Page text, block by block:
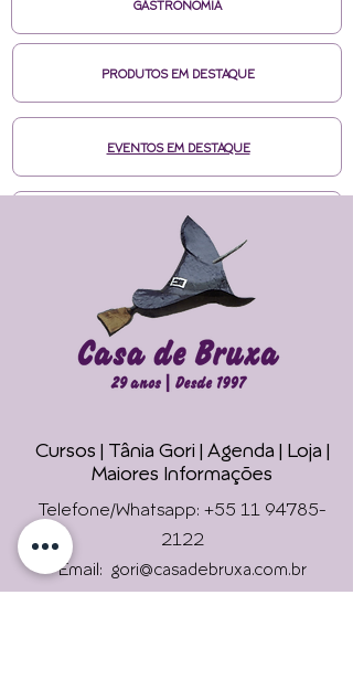
GASTRONOMIA
PRODUTOS EM DESTAQUE
EVENTOS EM DESTAQUE
MÍDIAS CASA DE BRUXA
CURSOS ONLINE HOTMART
ENTRE EM CONTATO
Faça seu Ritual
Online !
Cursos | Tânia Gori | Agenda | Loja |
Maiores Informações
Telefone/Whatsapp: +55 11 94785-
2122
Email: gori@casadebruxa.com.br